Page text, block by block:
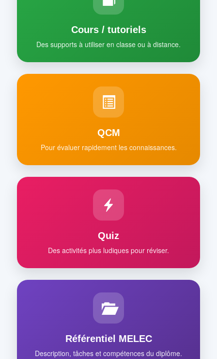
Cours / tutoriels
Des supports à utiliser en classe ou à distance.
QCM
Pour évaluer rapidement les connaissances.
Quiz
Des activités plus ludiques pour réviser.
Référentiel MELEC
Description, tâches et compétences du diplôme.